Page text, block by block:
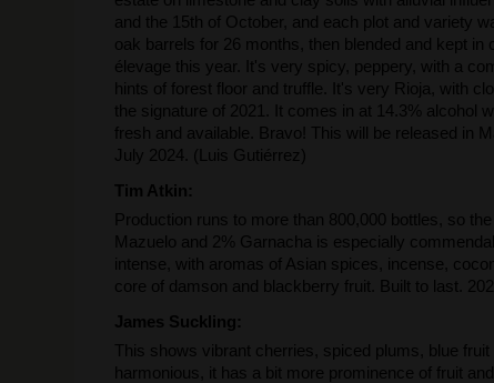
and the 15th of October, and each plot and variety
oak barrels for 26 months, then blended and kept
élevage this year. It's very spicy, peppery, with a
hints of forest floor and truffle. It's very Rioja, with
the signature of 2021. It comes in at 14.3% alcohol
fresh and available. Bravo! This will be released in
July 2024. (Luis Gutiérrez)
Tim Atkin:
Production runs to more than 800,000 bottles, so
Mazuelo and 2% Garnacha is especially
intense, with aromas of Asian spices, incense,
core of damson and blackberry fruit. Built to last.
James Suckling:
This shows vibrant cherries, spiced plums, blue
harmonious, it has a bit more prominence of fruit